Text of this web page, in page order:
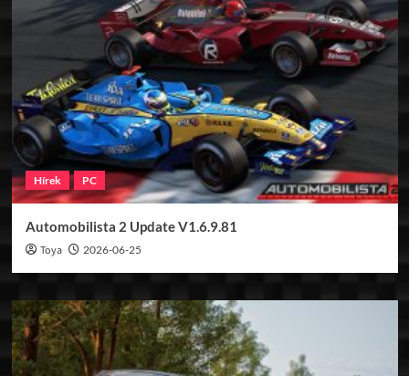
Hírek PC
Automobilista 2 Update V1.6.9.81
Toya 2026-06-25